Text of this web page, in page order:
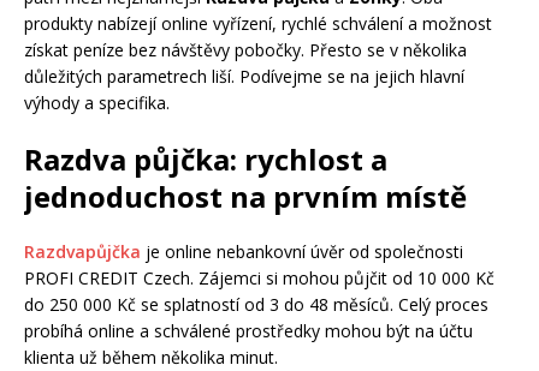
produkty nabízejí online vyřízení, rychlé schválení a možnost
získat peníze bez návštěvy pobočky. Přesto se v několika
důležitých parametrech liší. Podívejme se na jejich hlavní
výhody a specifika.
Razdva půjčka: rychlost a
jednoduchost na prvním místě
Razdvapůjčka je online nebankovní úvěr od společnosti
PROFI CREDIT Czech. Zájemci si mohou půjčit od 10 000 Kč
do 250 000 Kč se splatností od 3 do 48 měsíců. Celý proces
probíhá online a schválené prostředky mohou být na účtu
klienta už během několika minut.